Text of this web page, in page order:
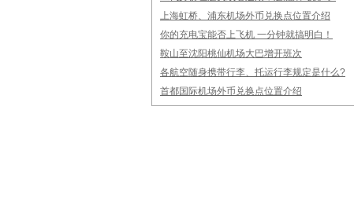
上海虹桥、浦东机场外币兑换点位置介绍
你的充电宝能否上飞机 一分钟就搞明白！
鞍山至沈阳桃仙机场大巴增开班次
各航空随身携带行李、托运行李规定是什么?
首都国际机场外币兑换点位置介绍